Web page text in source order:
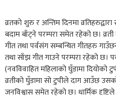
व्रतको शुरु र अन्तिम दिनमा
बदाम बाँट्ने परम्परा समेत रहेको छ।
गीत तथा पर्वसंग सम्बन्धित गीतहरु
तथा साँझ गीत गाउने परम्परा रहेको छ।
(नवविवाहित महिलाको घुँडामा दियोको
व्रतीको घुँडामा सो टुपीले दाग आउँछ
जनविश्वास समेत रहेको छ। धार्मिक